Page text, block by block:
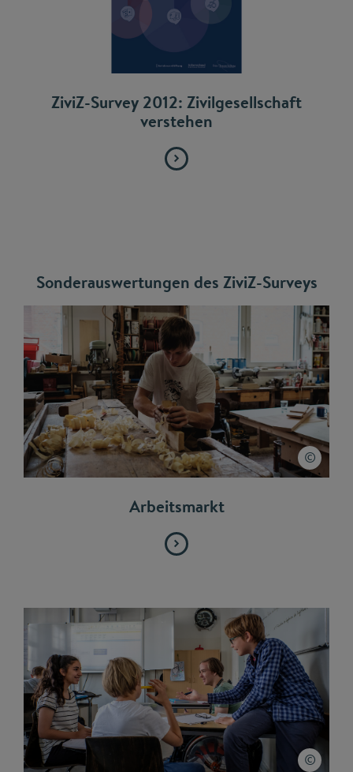
ZiviZ-Survey 2012: Zivilgesellschaft
verstehen
Sonderauswertungen des ZiviZ-Surveys
Arbeitsmarkt